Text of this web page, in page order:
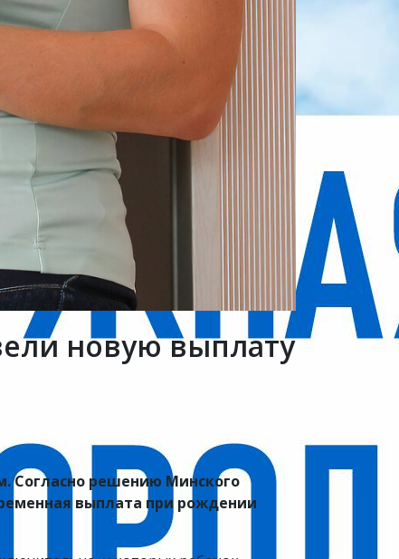
новую выплату
Согласно решению Минского
выплата при рождении